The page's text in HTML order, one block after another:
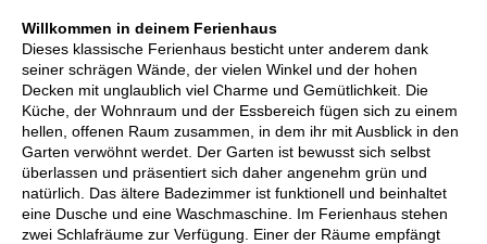
Willkommen in deinem Ferienhaus
Dieses klassische Ferienhaus besticht unter anderem dank
seiner schrägen Wände, der vielen Winkel und der hohen
Decken mit unglaublich viel Charme und Gemütlichkeit. Die
Küche, der Wohnraum und der Essbereich fügen sich zu einem
hellen, offenen Raum zusammen, in dem ihr mit Ausblick in den
Garten verwöhnt werdet. Der Garten ist bewusst sich selbst
überlassen und präsentiert sich daher angenehm grün und
natürlich. Das ältere Badezimmer ist funktionell und beinhaltet
eine Dusche und eine Waschmaschine. Im Ferienhaus stehen
zwei Schlafräume zur Verfügung. Einer der Räume empfängt